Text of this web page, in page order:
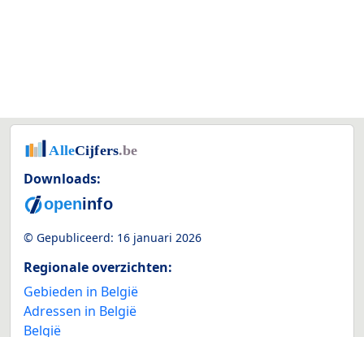
Downloads:
© Gepubliceerd: 16 januari 2026
Regionale overzichten:
Gebieden in België
Adressen in België
België